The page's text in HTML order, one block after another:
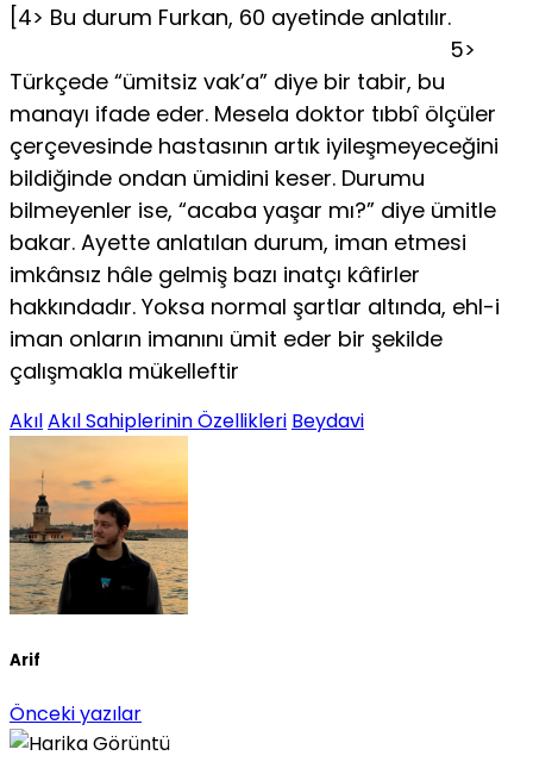
[4> Bu durum Furkan, 60 ayetinde anlatılır.
5>
Türkçede “ümitsiz vak’a” diye bir tabir, bu
manayı ifade eder. Mesela doktor tıbbî ölçüler
çerçevesinde hastasının artık iyileşmeyeceğini
bildiğinde ondan ümidini keser. Durumu
bilmeyenler ise, “acaba yaşar mı?” diye ümitle
bakar. Ayette anlatılan durum, iman etmesi
imkânsız hâle gelmiş bazı inatçı kâfirler
hakkındadır. Yoksa normal şartlar altında, ehl-i
iman onların imanını ümit eder bir şekilde
çalışmakla mükelleftir
AkılAkıl Sahiplerinin Özellikleri Beydavi
Arif
Önceki yazılar